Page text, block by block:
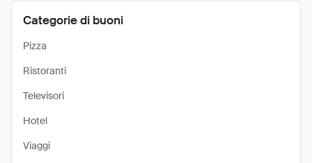
Categorie di buoni
Pizza
Ristoranti
Televisori
Hotel
Viaggi